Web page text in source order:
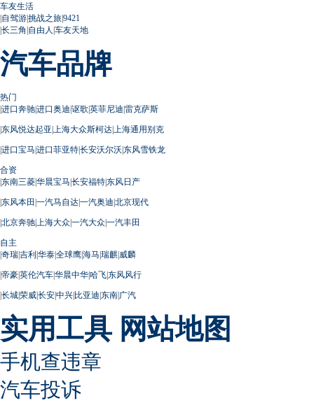
车友生活
|自驾游|挑战之旅|9421
|长三角 |自由人 |车友天地
汽车品牌
热门
|进口奔驰|进口奥迪|讴歌|英菲尼迪|雷克萨斯
|东风悦达起亚| 上海大众斯柯达| 上海通用别克
|进口宝马|进口菲亚特|长安沃尔沃|东风雪铁龙
合资
|东南三菱|华晨宝马|长安福特|东风日产
|东风本田 |一汽马自达|一汽奥迪|北京现代
|北京奔驰| 上海大众|一汽大众|一汽丰田
自主
|奇瑞|吉利|华泰|全球鹰|海马|瑞麒|威麟
|帝豪|英伦汽车|华晨中华|哈飞|东风风行
|长城|荣威|长安|中兴|比亚迪|东南|广汽
实用工具 网站地图
手机查违章
汽车投诉